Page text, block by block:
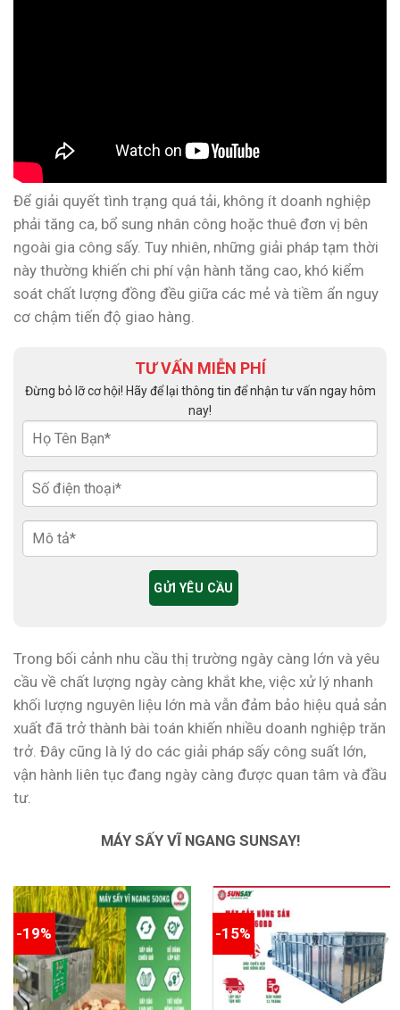
Để giải quyết tình trạng quá tải, không ít doanh nghiệp
phải tăng ca, bổ sung nhân công hoặc thuê đơn vị bên
ngoài gia công sấy. Tuy nhiên, những giải pháp tạm thời
này thường khiến chi phí vận hành tăng cao, khó kiểm
soát chất lượng đồng đều giữa các mẻ và tiềm ẩn nguy
cơ chậm tiến độ giao hàng.
TƯ VẤN MIỄN PHÍ
Đừng bỏ lỡ cơ hội! Hãy để lại thông tin để nhận tư vấn ngay hôm
nay!
Trong bối cảnh nhu cầu thị trường ngày càng lớn và yêu
cầu về chất lượng ngày càng khắt khe, việc xử lý nhanh
khối lượng nguyên liệu lớn mà vẫn đảm bảo hiệu quả sản
xuất đã trở thành bài toán khiến nhiều doanh nghiệp trăn
trở. Đây cũng là lý do các giải pháp sấy công suất lớn,
vận hành liên tục đang ngày càng được quan tâm và đầu
tư.
MÁY SẤY VĨ NGANG SUNSAY!
-19% -15%